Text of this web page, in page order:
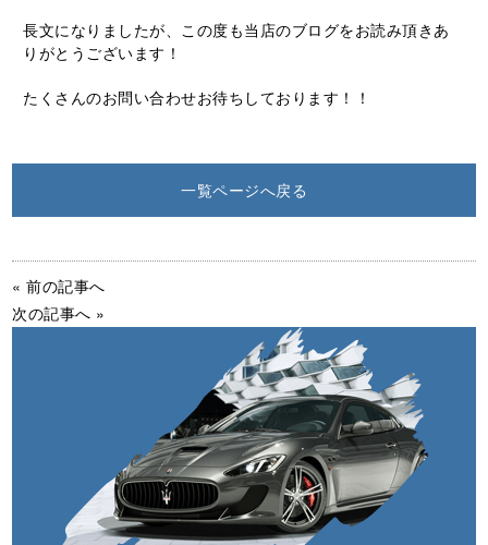
長文になりましたが、この度も当店のブログをお読み頂きあ
りがとうございます！
たくさんのお問い合わせお待ちしております！！
一覧ページへ戻る
« 前の記事へ
次の記事へ »